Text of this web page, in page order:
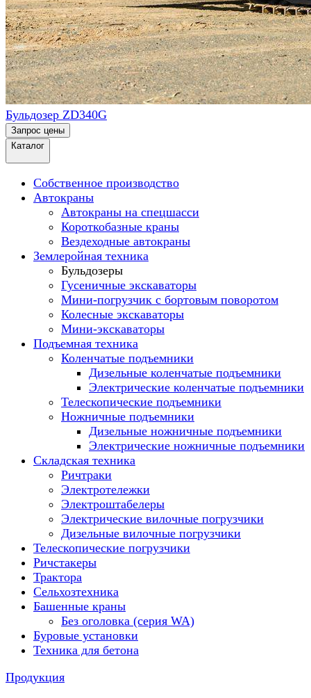
Бульдозер ZD340G
Запрос цены
Каталог
Собственное производство
Автокраны
Автокраны на спецшасси
Короткобазные краны
Вездеходные автокраны
Землеройная техника
Бульдозеры
Гусеничные экскаваторы
Мини-погрузчик с бортовым поворотом
Колесные экскаваторы
Мини-экскаваторы
Подъемная техника
Коленчатые подъемники
Дизельные коленчатые подъемники
Электрические коленчатые подъемники
Телескопические подъемники
Ножничные подъемники
Дизельные ножничные подъемники
Электрические ножничные подъемники
Складская техника
Ричтраки
Электротележки
Электроштабелеры
Электрические вилочные погрузчики
Дизельные вилочные погрузчики
Телескопические погрузчики
Ричстакеры
Трактора
Сельхозтехника
Башенные краны
Без оголовка (серия WA)
Буровые установки
Техника для бетона
Продукция